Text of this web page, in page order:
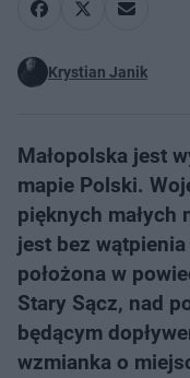
Krystian Janik
Małopolska jest
mapie Polski.
pięknych małych
jest bez
położona w
Stary Sącz, nad
będącym
wzmianka o